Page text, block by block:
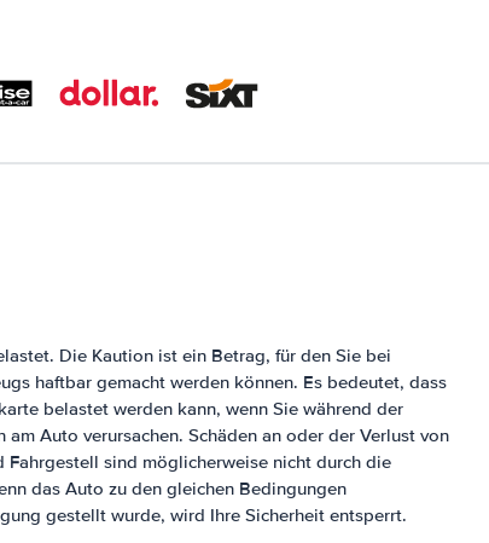
Die Kaution ist ein Betrag, für den Sie bei
haftbar gemacht werden können. Es bedeutet, dass
belastet werden kann, wenn Sie während der
Auto verursachen. Schäden an oder der Verlust von
Fahrgestell sind möglicherweise nicht durch die
das Auto zu den gleichen Bedingungen
gestellt wurde, wird Ihre Sicherheit entsperrt.